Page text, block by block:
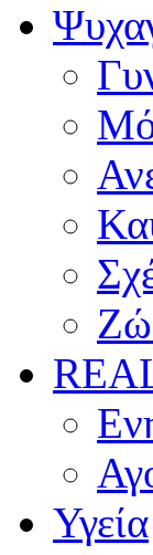
Υγεία